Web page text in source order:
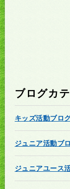
ブログカ
キッズ活動ブロ
ジュニア活動ブ
ジュニアユース